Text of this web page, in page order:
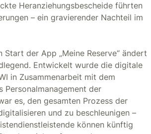
Heranziehungsbescheide führten
– ein gravierender Nachteil im
der App „Meine Reserve“ ändert
Entwickelt wurde die digitale
in Zusammenarbeit mit dem
Personalmanagement der
es, den gesamten Prozess der
und zu beschleunigen –
können künftig